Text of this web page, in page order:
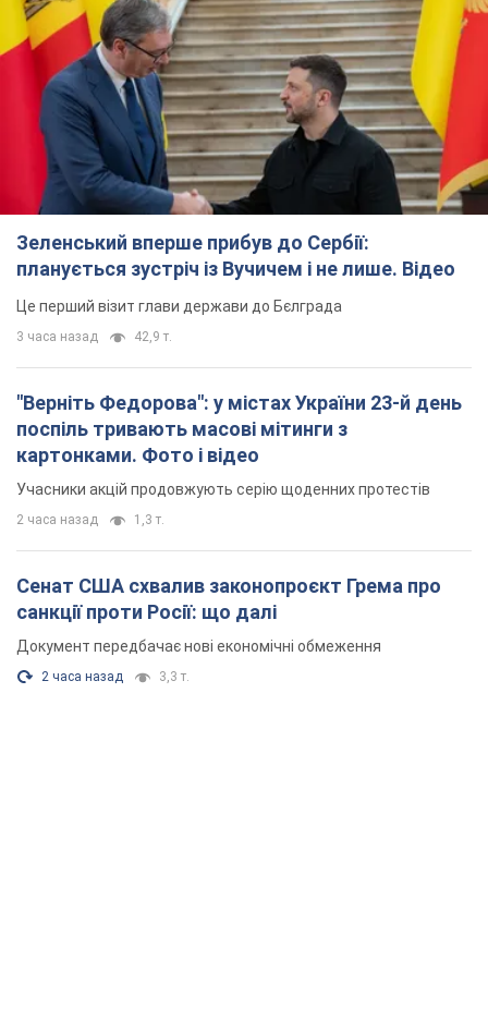
Зеленський вперше прибув до Сербії:
планується зустріч із Вучичем і не лише. Відео
Це перший візит глави держави до Бєлграда
3 часа назад 42,9 т.
"Верніть Федорова": у містах України 23-й день
поспіль тривають масові мітинги з
картонками. Фото і відео
Учасники акцій продовжують серію щоденних протестів
2 часа назад 1,3 т.
Сенат США схвалив законопроєкт Грема про
санкції проти Росії: що далі
Документ передбачає нові економічні обмеження
2 часа назад 3,3 т.